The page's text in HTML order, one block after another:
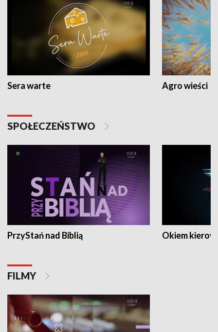
Sera warte Agro wieści
SPOŁECZEŃSTWO
PrzyStań nad Biblią Okiem
FILMY